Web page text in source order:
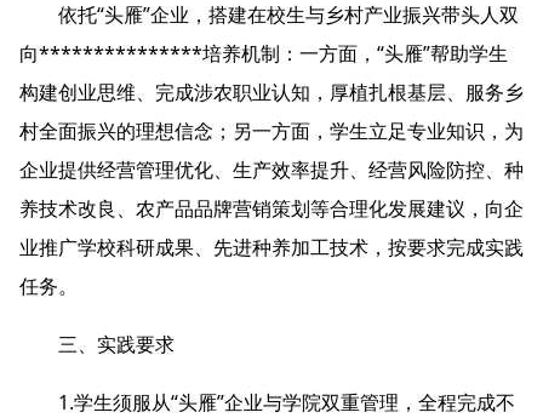
依托“头雁”企业，搭建在校生与乡村产业振兴带头人双
向***************培养机制：一方面，“头雁”帮助学生
构建创业思维、完成涉农职业认知，厚植扎根基层、服务乡
村全面振兴的理想信念；另一方面，学生立足专业知识，为
企业提供经营管理优化、生产效率提升、经营风险防控、种
养技术改良、农产品品牌营销策划等合理化发展建议，向企
业推广学校科研成果、先进种养加工技术，按要求完成实践
任务。
三、实践要求
1.学生须服从“头雁”企业与学院双重管理，全程完成不